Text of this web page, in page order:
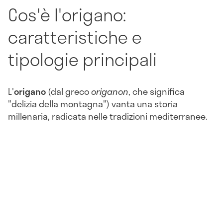
Cos'è l'origano:
caratteristiche e
tipologie principali
L'origano(dal grecooriganon, che significa
"delizia della montagna") vanta una storia
millenaria, radicata nelle tradizioni mediterranee.